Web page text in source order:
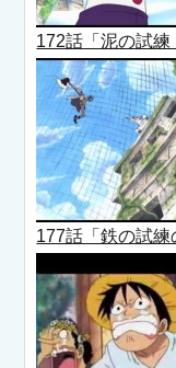
172話「泥の試練
177話「鉄の試練